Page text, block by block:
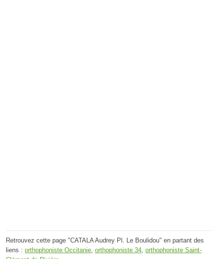
Retrouvez cette page "CATALA Audrey Pl. Le Boulidou" en partant des
liens : orthophoniste Occitanie, orthophoniste 34, orthophoniste Saint-